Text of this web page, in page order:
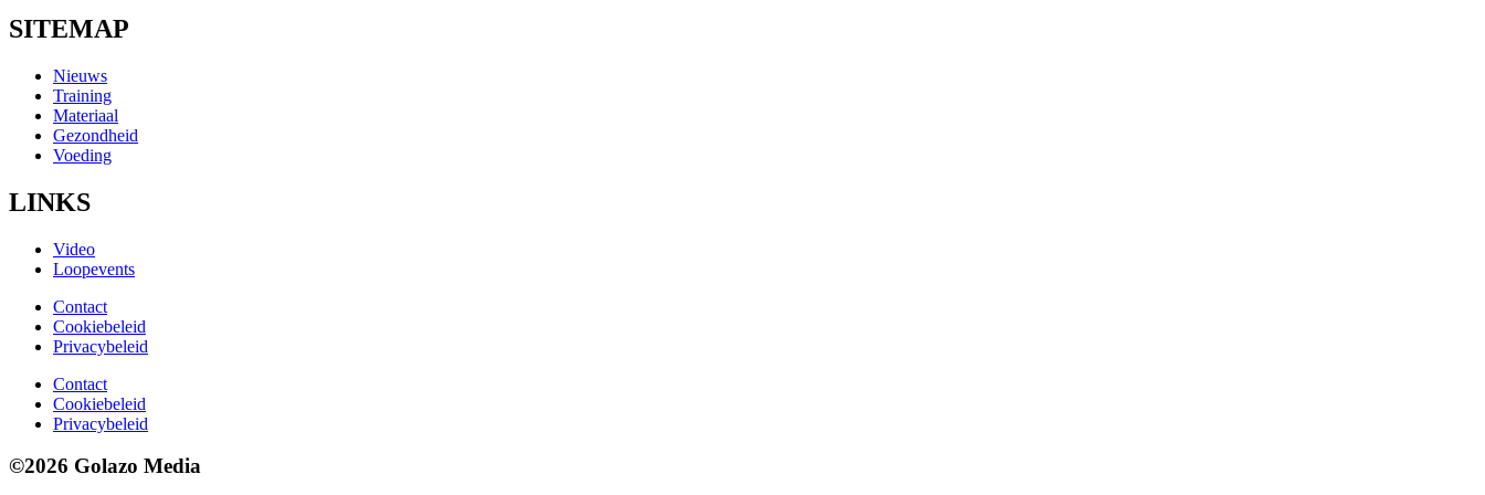
SITEMAP
Nieuws
Training
Materiaal
Gezondheid
Voeding
LINKS
Video
Loopevents
Contact
Cookiebeleid
Privacybeleid
Contact
Cookiebeleid
Privacybeleid
©2026 Golazo Media